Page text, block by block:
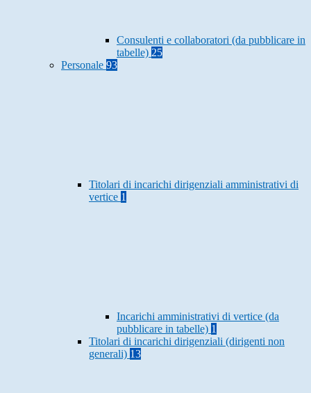
Consulenti e collaboratori (da pubblicare in
tabelle) 25
Personale 93
Titolari di incarichi dirigenziali amministrativi di
vertice 1
Incarichi amministrativi di vertice (da
pubblicare in tabelle) 1
Titolari di incarichi dirigenziali (dirigenti non
generali) 13